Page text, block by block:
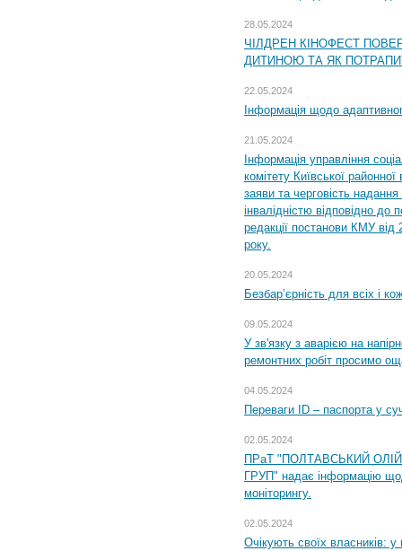
28.05.2024
ЧІЛДРЕН КІНОФЕСТ
ДИТИНОЮ ТА ЯК
22.05.2024
Інформація щодо
21.05.2024
Інформація управління
комітету Київської
заяви та черговість надання
інвалідністю відповідно
редакції постанови КМУ від
року.
20.05.2024
Безбар’єрність для всіх і
09.05.2024
У зв'язку з аварією на
ремонтних робіт просимо
04.05.2024
Переваги ID – паспорта у
02.05.2024
ПРаТ "ПОЛТАВСЬКИЙ
ГРУП" надає інформацію
моніторингу.
02.05.2024
Очікують своїх власників: у